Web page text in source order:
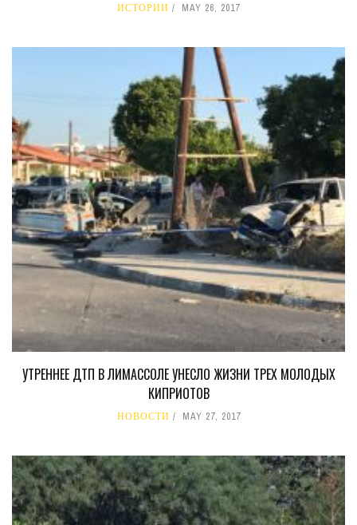
ИСТОРИИ MAY 26, 2017
УТРЕННЕЕ ДТП В ЛИМАССОЛЕ УНЕСЛО ЖИЗНИ ТРЕХ МОЛОДЫХ
КИПРИОТОВ
НОВОСТИ MAY 27, 2017